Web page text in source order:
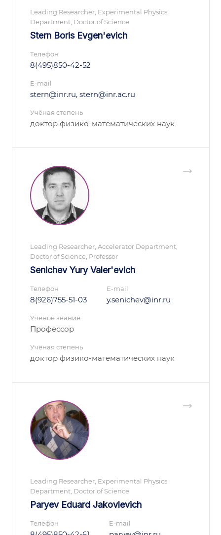
Leading Researcher, Experimental Physics
Department, Doctor of Science
Stern Boris Evgen'evich
Телефон
8(495)850-42-52
E-mail
stern@inr.ru, stern@inr.ac.ru
Учёная степень
доктор физико-математических наук
Leading Researcher, Accelerator Department,
Doctor of Science, Professor
Senichev Yury Valer'evich
Телефон
8(926)755-51-03
E-mail
y.senichev@inr.ru
Учёное звание
Профессор
Учёная степень
доктор физико-математических наук
Leading Researcher, Experimental Physics
Department, Doctor of Science
Paryev Eduard Jakovlevich
Телефон E-mail